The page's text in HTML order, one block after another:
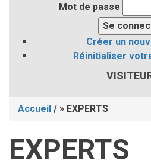
Mot de passe
Créer un
Réinitialiser
d'Ariane
Accueil / EXPERTS
EXPERTS